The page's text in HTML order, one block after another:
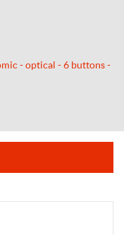
- optical - 6 buttons -